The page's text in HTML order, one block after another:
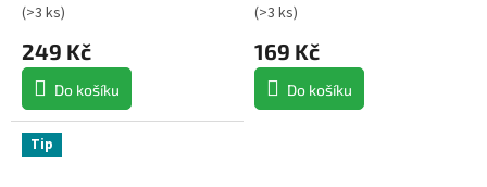
(>3 ks)
249 Kč
Do košíku
(>3 ks)
169 Kč
Do košíku
Tip